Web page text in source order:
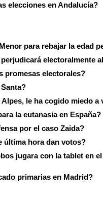
elecciones en Andalucía?
para rebajar la edad
electoralmente
promesas electorales?
le ha cogido miedo a
la eutanasia en España?
por el caso Zaida?
última hora dan votos?
jugara con la tablet en el
primarias en Madrid?